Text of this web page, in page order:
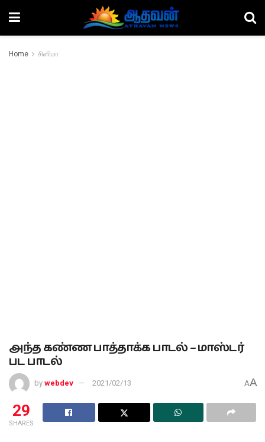
Home சினிமா
அந்த கண்ண பாத்தாக்க பாடல் – மாஸ்டர்
பட பாடல்
by webdev 2021/02/13 AA
29
SHARES